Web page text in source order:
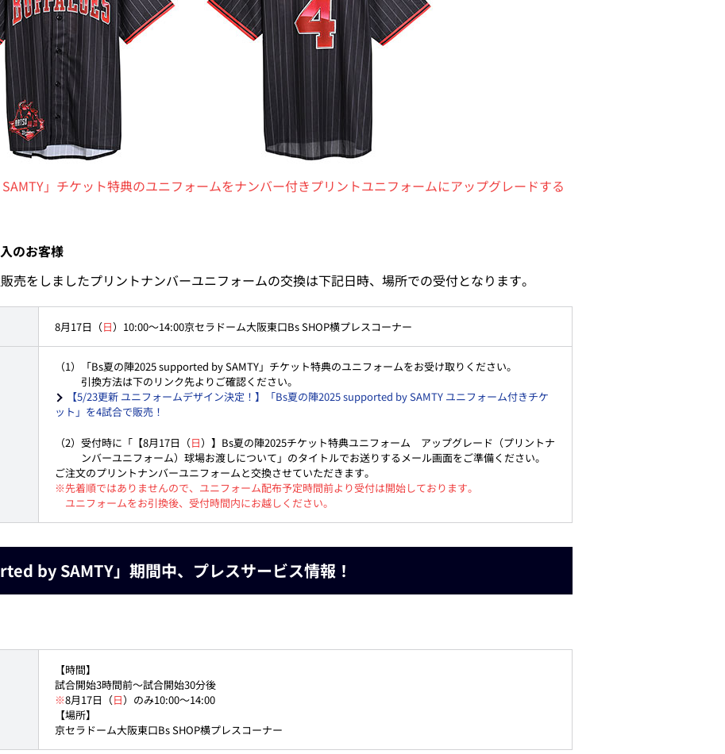
」チケット特典のユニフォームをナンバー付きプリントユニフォームにアップグレードする
のお客様
売をしましたプリントナンバーユニフォームの交換は下記日時、場所での受付となります。
8月17日（日）10:00～14:00京セラドーム大阪東口Bs SHOP横プレスコーナー
（1）「Bs夏の陣2025 supported by SAMTY」チケット特典のユニフォームをお受け取りください。
引換方法は下のリンク先よりご確認ください。
【5/23更新 ユニフォームデザイン決定！】「Bs夏の陣2025 supported by SAMTY ユニフォーム付きチケ
ット」を4試合で販売！
（2）受付時に「【8月17日（日）】Bs夏の陣2025チケット特典ユニフォーム アップグレード（プリントナ
ンバーユニフォーム）球場お渡しについて」のタイトルでお送りするメール画面をご準備ください。
ご注文のプリントナンバーユニフォームと交換させていただきます。
※先着順ではありませんので、ユニフォーム配布予定時間前より受付は開始しております。
ユニフォームをお引換後、受付時間内にお越しください。
by SAMTY」期間中、プレスサービス情報！
【時間】
試合開始3時間前～試合開始30分後
※8月17日（日）のみ10:00～14:00
【場所】
京セラドーム大阪東口Bs SHOP横プレスコーナー